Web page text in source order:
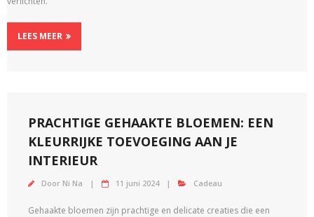
LEES MEER
PRACHTIGE GEHAAKTE BLOEMEN: EEN
KLEURRIJKE TOEVOEGING AAN JE
INTERIEUR
Door Ni Na 11 juni 2024 Cadeau
Gehaakte bloemen zijn prachtige en delicate creaties die een